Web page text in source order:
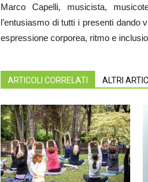
Marco Capelli, musicista,
l’entusiasmo di tutti i presenti dando
espressione corporea, ritmo e
ARTICOLI CORRELATI ALTRI